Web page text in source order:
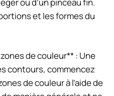
et les formes du
de couleur** : Une
contours, commencez
de couleur à l’aide de